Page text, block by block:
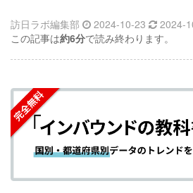
記
事
シ
ェ
ア
す
る
記
事
シ
ェ
ア
す
る
な
ブ
ク
マ
ー
ク
に
訪日ラボ編集部 2024-10-23
2024-
この記事は約6分で読み終わります。